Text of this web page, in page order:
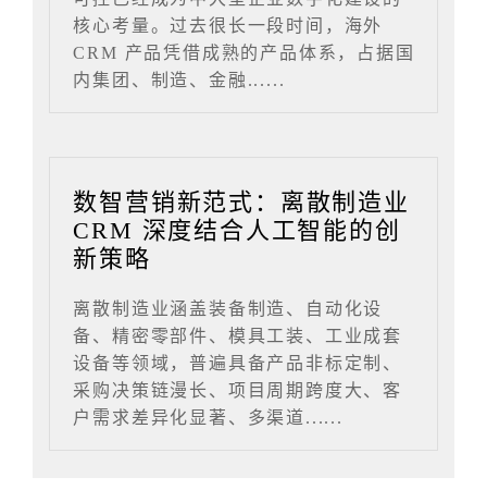
核心考量。过去很长一段时间，海外
CRM 产品凭借成熟的产品体系，占据国
内集团、制造、金融......
数智营销新范式：离散制造业
CRM 深度结合人工智能的创
新策略
离散制造业涵盖装备制造、自动化设
备、精密零部件、模具工装、工业成套
设备等领域，普遍具备产品非标定制、
采购决策链漫长、项目周期跨度大、客
户需求差异化显著、多渠道......